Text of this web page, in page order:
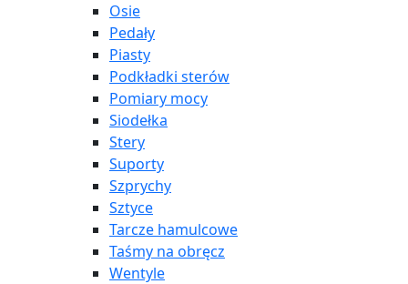
Osie
Pedały
Piasty
Podkładki sterów
Pomiary mocy
Siodełka
Stery
Suporty
Szprychy
Sztyce
Tarcze hamulcowe
Taśmy na obręcz
Wentyle